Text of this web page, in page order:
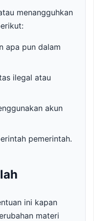
menangguhkan
apa pun dalam
ilegal atau
akun
pemerintah.
ini kapan
materi